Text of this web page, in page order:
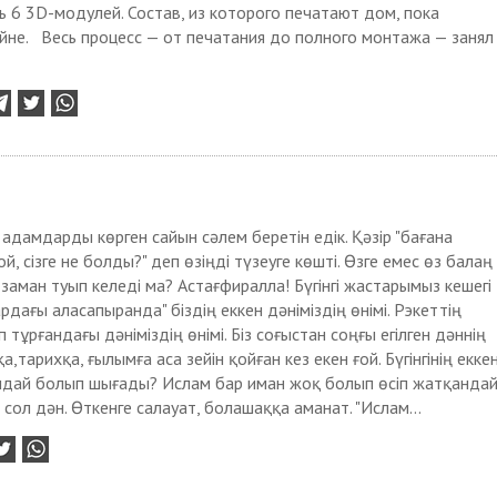
6 3D-модулей. Состав, из которого печатают дом, пока
Весь процесс — от печатания до полного монтажа — занял
адамдарды көрген сайын сәлем беретін едік. Қәзір "бағана
сізге не болды?" деп өзіңді түзеуге көшті. Өзге емес өз балаң
туып келеді ма? Астағфиралла! Бүгінгі жастарымыз кешегі
аласапыранда" біздің еккен дәніміздің өнімі. Рэкеттің
дәніміздің өнімі. Біз соғыстан соңғы егілген дәннің
ғылымға аса зейін қойған кез екен ғой. Бүгінгінің
болып шығады? Ислам бар иман жоқ болып өсіп
сол дән. Өткенге салауат, болашаққа аманат. "Ислам...